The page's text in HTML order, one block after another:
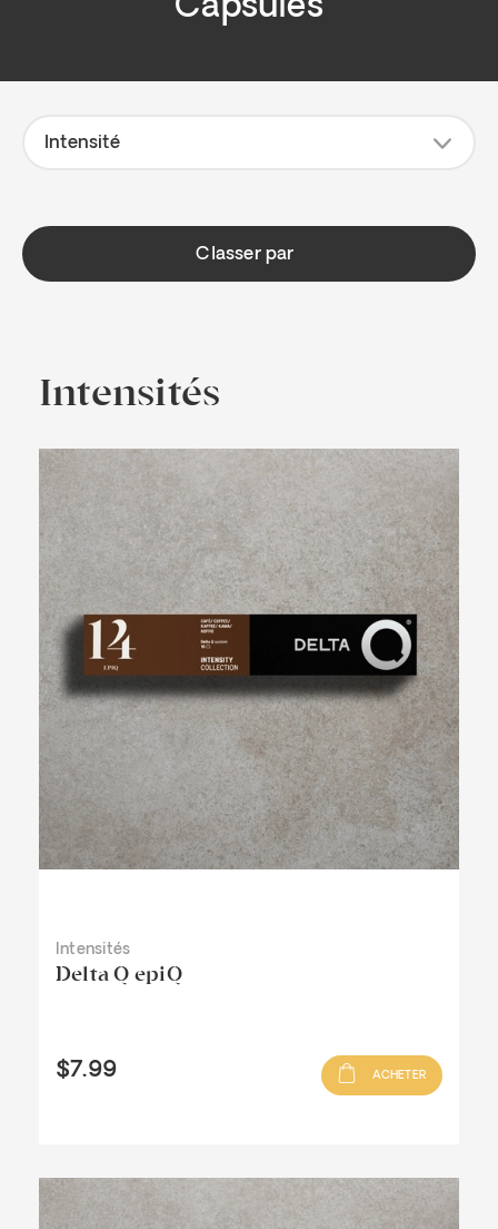
Capsules
Intensité
Classer par
Intensités
Intensités
Delta Q epiQ
$7.99 ACHETER
27